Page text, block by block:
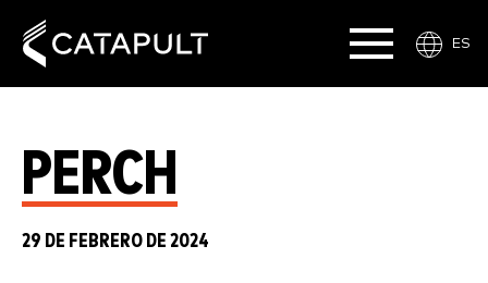
ES
PERCH
29 DE FEBRERO DE 2024